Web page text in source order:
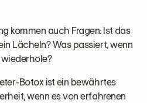
kommen auch Fragen: Ist das
Lächeln? Was passiert, wenn
Botox ist ein bewährtes
wenn es von erfahrenen